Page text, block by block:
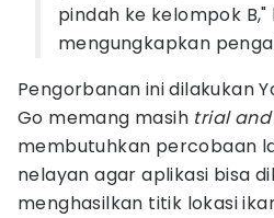
pindah ke kelompok B,"
mengungkapkan
Pengorbanan ini dilakukan
Go memang masih trial
membutuhkan percobaan
nelayan agar aplikasi bisa
menghasilkan titik lokasi